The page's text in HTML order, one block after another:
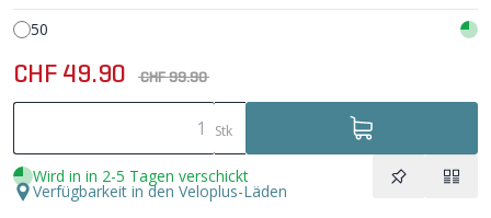
50
CHF 49.90 CHF 99.90
Stk
Wird in in 2-5 Tagen verschickt
Verfügbarkeit in den Veloplus-Läden